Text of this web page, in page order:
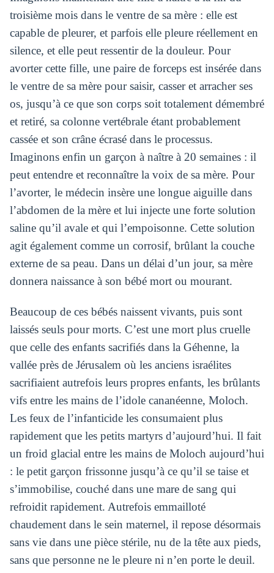
troisième mois dans le ventre de sa mère : elle est
capable de pleurer, et parfois elle pleure réellement en
silence, et elle peut ressentir de la douleur. Pour
avorter cette fille, une paire de forceps est insérée dans
le ventre de sa mère pour saisir, casser et arracher ses
os, jusqu’à ce que son corps soit totalement démembré
et retiré, sa colonne vertébrale étant probablement
cassée et son crâne écrasé dans le processus.
Imaginons enfin un garçon à naître à 20 semaines : il
peut entendre et reconnaître la voix de sa mère. Pour
l’avorter, le médecin insère une longue aiguille dans
l’abdomen de la mère et lui injecte une forte solution
saline qu’il avale et qui l’empoisonne. Cette solution
agit également comme un corrosif, brûlant la couche
externe de sa peau. Dans un délai d’un jour, sa mère
donnera naissance à son bébé mort ou mourant.
Beaucoup de ces bébés naissent vivants, puis sont
laissés seuls pour morts. C’est une mort plus cruelle
que celle des enfants sacrifiés dans la Géhenne, la
vallée près de Jérusalem où les anciens israélites
sacrifiaient autrefois leurs propres enfants, les brûlants
vifs entre les mains de l’idole cananéenne, Moloch.
Les feux de l’infanticide les consumaient plus
rapidement que les petits martyrs d’aujourd’hui. Il fait
un froid glacial entre les mains de Moloch aujourd’hui
: le petit garçon frissonne jusqu’à ce qu’il se taise et
s’immobilise, couché dans une mare de sang qui
refroidit rapidement. Autrefois emmailloté
chaudement dans le sein maternel, il repose désormais
sans vie dans une pièce stérile, nu de la tête aux pieds,
sans que personne ne le pleure ni n’en porte le deuil.